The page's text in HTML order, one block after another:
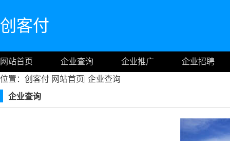
创客付
网站首页 企业查询 企业推广
企业招聘
位置：创客付 网站首页| 企业查询
企业查询